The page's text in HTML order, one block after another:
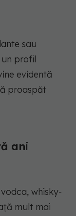
sau
profil
evidentă
proaspăt
ani
whisky-
mult mai